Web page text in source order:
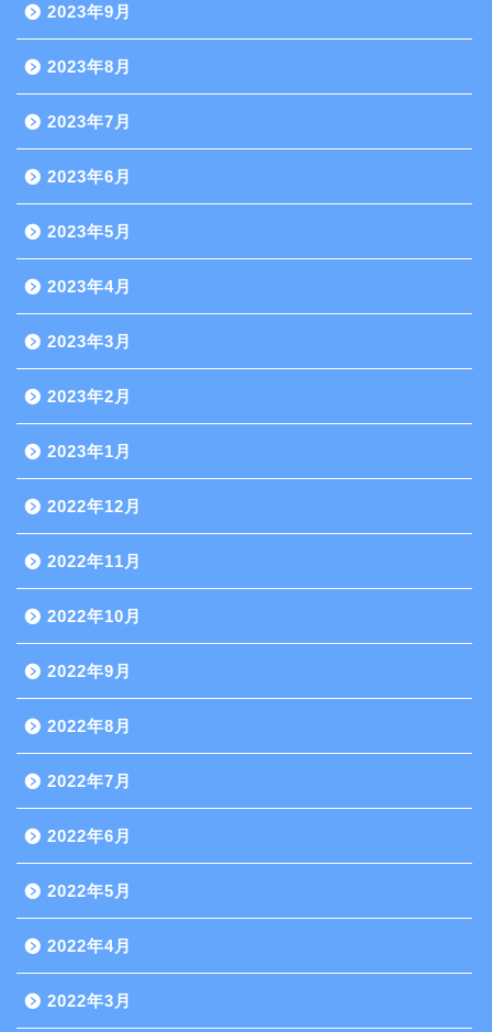
2023年9月
2023年8月
2023年7月
2023年6月
2023年5月
2023年4月
2023年3月
2023年2月
2023年1月
2022年12月
2022年11月
2022年10月
2022年9月
2022年8月
2022年7月
2022年6月
2022年5月
2022年4月
2022年3月